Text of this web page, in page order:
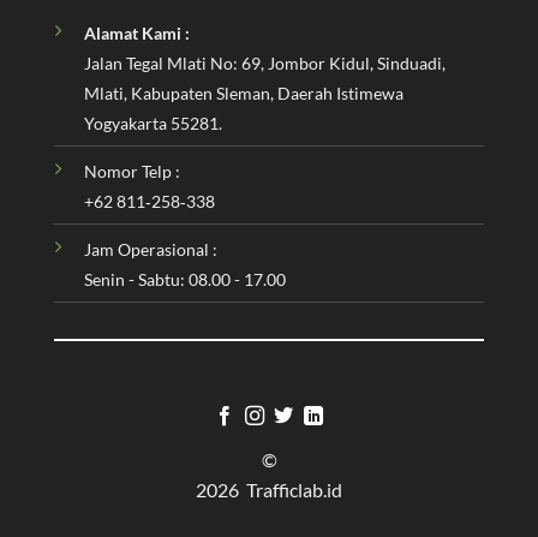
Alamat Kami :
Jalan Tegal Mlati No: 69, Jombor Kidul, Sinduadi,
Mlati, Kabupaten Sleman, Daerah Istimewa
Yogyakarta 55281.
Nomor Telp :
‪+62 811‑258‑338‬
Jam Operasional :
Senin - Sabtu: 08.00 - 17.00
©
2026 Trafficlab.id